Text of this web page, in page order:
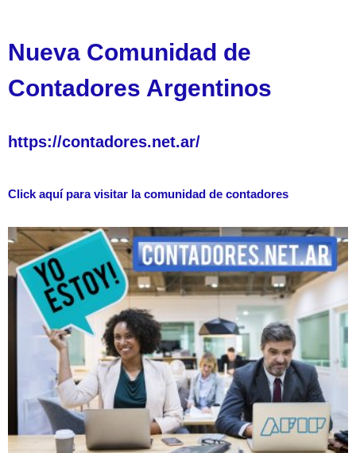
Nueva Comunidad de
Contadores Argentinos
https://contadores.net.ar/
Click aquí para visitar la comunidad de contadores